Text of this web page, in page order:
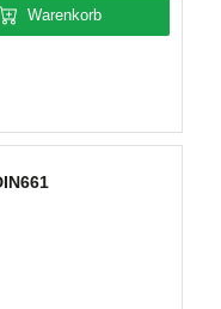
Warenkorb